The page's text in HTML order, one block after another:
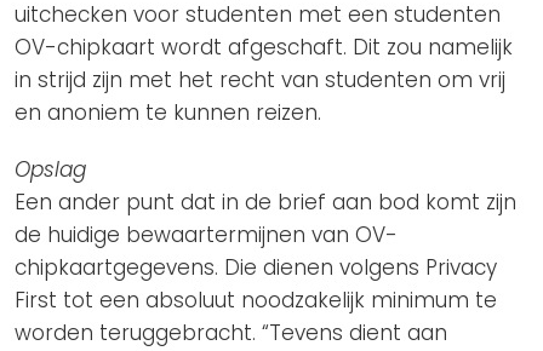
uitchecken voor studenten met een studenten
OV-chipkaart wordt afgeschaft. Dit zou namelijk
in strijd zijn met het recht van studenten om vrij
en anoniem te kunnen reizen.
Opslag
Een ander punt dat in de brief aan bod komt zijn
de huidige bewaartermijnen van OV-
chipkaartgegevens. Die dienen volgens Privacy
First tot een absoluut noodzakelijk minimum te
worden teruggebracht. “Tevens dient aan